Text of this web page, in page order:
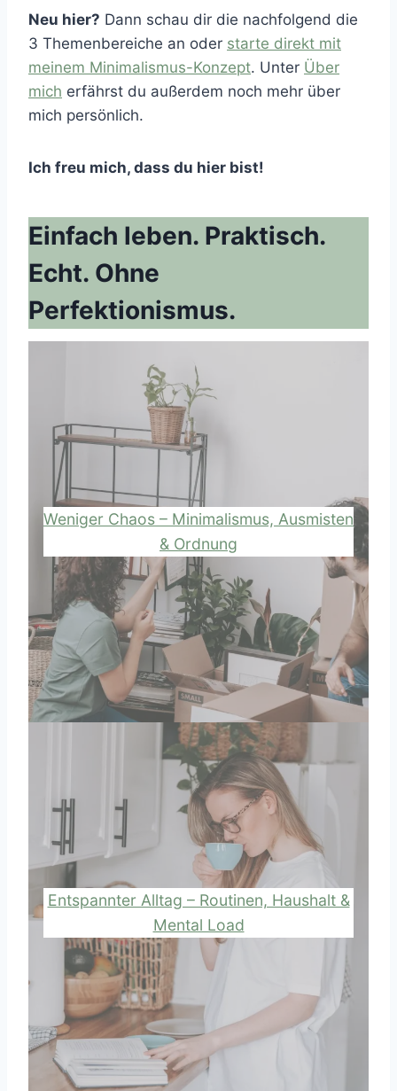
Neu hier? Dann schau dir die nachfolgend die
3 Themenbereiche an oder starte direkt mit
meinem Minimalismus-Konzept. Unter Über
mich erfährst du außerdem noch mehr über
mich persönlich.
Ich freu mich, dass du hier bist!
Einfach leben. Praktisch.
Echt. Ohne
Perfektionismus.
Weniger Chaos – Minimalismus, Ausmisten
& Ordnung
Entspannter Alltag – Routinen, Haushalt &
Mental Load